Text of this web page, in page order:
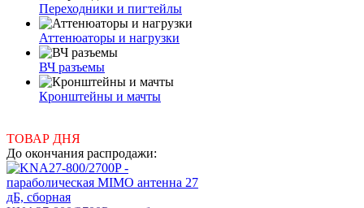
Переходники и пигтейлы
Аттенюаторы и нагрузки
ВЧ разъемы
Кронштейны и мачты
ТОВАР ДНЯ
До окончания распродажи: